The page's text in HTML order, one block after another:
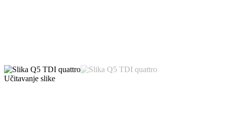
Učitavanje slike